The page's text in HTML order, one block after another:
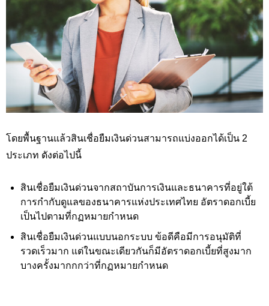
โดยพื้นฐานแล้วสินเชื่อยืมเงินด่วนสามารถแบ่งออกได้เป็น 2
ประเภท ดังต่อไปนี้
สินเชื่อยืมเงินด่วนจากสถาบันการเงินและธนาคารที่อยู่ใต้
การกำกับดูแลของธนาคารแห่งประเทศไทย อัตราดอกเบี้ย
เป็นไปตามที่กฏหมายกำหนด
สินเชื่อยืมเงินด่วนแบบนอกระบบ ข้อดีคือมีการอนุมัติที่
รวดเร็วมาก แต่ในขณะเดียวกันก็มีอัตราดอกเบี้ยที่สูงมาก
บางครั้งมากกกว่าที่กฏหมายกำหนด